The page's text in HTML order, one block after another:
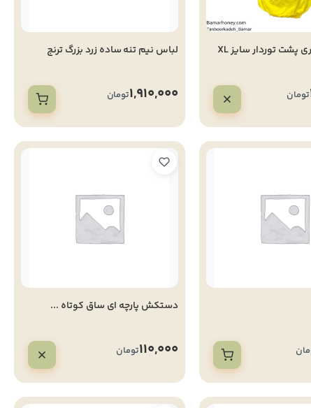
لباس زنبورداری پشت توردار سایز XL
تومان
لباس نیم تنه ساده زرد بزرگ ترنج
1,910,000تومان
دستکش پارچه ای ساق کوتاه ...
110,000تومان